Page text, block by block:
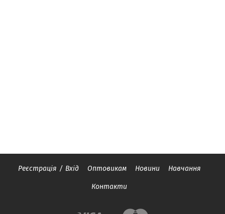
Реєстрація / Вхід Оптовикам Новини Навчання
Контакти